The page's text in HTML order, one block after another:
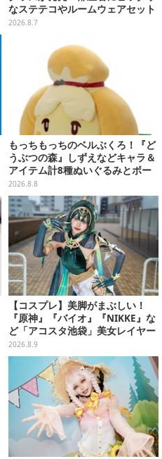
なステテコやルームウェアセット
2026.8.7
もっちもっちのベルぶくろ！『ど
うぶつの森』しずえなどキャラ＆
アイテム計8種ぬいぐるみとボー
ルチェーン付きマスコットが発売
2026.8.8
【コスプレ】美脚がまぶしい！
『原神』『バイオ』『NIKKE』な
ど「アコスタ池袋」美女レイヤー
まとめ
2026.8.9